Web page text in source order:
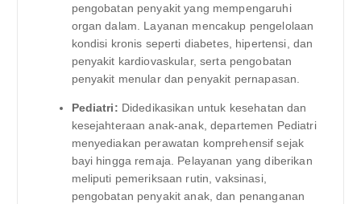
pengobatan penyakit yang mempengaruhi
organ dalam. Layanan mencakup pengelolaan
kondisi kronis seperti diabetes, hipertensi, dan
penyakit kardiovaskular, serta pengobatan
penyakit menular dan penyakit pernapasan.
Pediatri: Didedikasikan untuk kesehatan dan
kesejahteraan anak-anak, departemen Pediatri
menyediakan perawatan komprehensif sejak
bayi hingga remaja. Pelayanan yang diberikan
meliputi pemeriksaan rutin, vaksinasi,
pengobatan penyakit anak, dan penanganan